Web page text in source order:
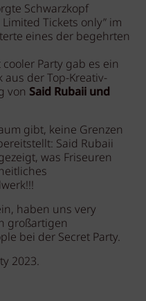
Schwarzkopf
Tickets only” im
eines der begehrten
Party gab es ein
der Top-Kreativ-
von Said Rubaii und
gibt, keine Grenzen
Said Rubaii
was Friseuren
haben uns very
großartigen
bei der Secret Party.
2023.